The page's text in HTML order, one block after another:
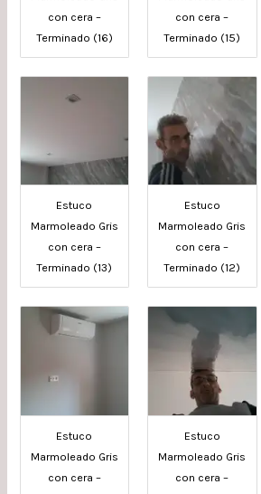
con cera –
Terminado (16)
con cera –
Terminado (15)
Estuco
Marmoleado Gris
con cera –
Terminado (13)
Estuco
Marmoleado Gris
con cera –
Terminado (12)
Estuco
Marmoleado Gris
con cera –
Estuco
Marmoleado Gris
con cera –